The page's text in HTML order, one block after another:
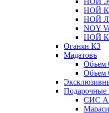
НОЙ
НОЙ
NOY
НОЙ
Оганян КЗ
Мадатовъ
Объем
Объем
Подарочные
СИС